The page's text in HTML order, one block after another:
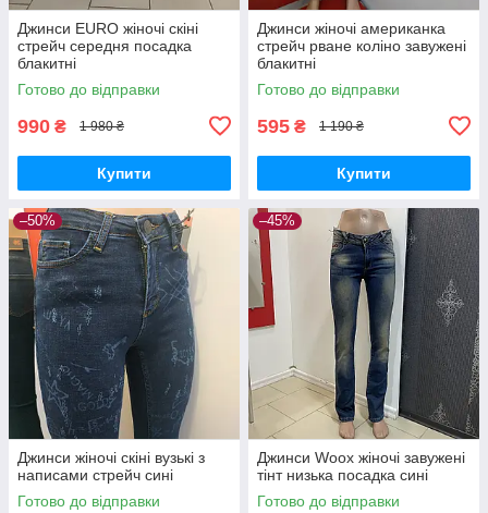
Джинси EURO жіночі скіні
стрейч середня посадка
блакитні
Готово до відправки
990 ₴ 1 980 ₴
Купити
Джинси жіночі американка
стрейч рване коліно завужені
блакитні
Готово до відправки
595 ₴ 1 190 ₴
Купити
–50%
Джинси жіночі скіні вузькі з
написами стрейч сині
Готово до відправки
–45%
Джинси Woox жіночі завужені
тінт низька посадка сині
Готово до відправки